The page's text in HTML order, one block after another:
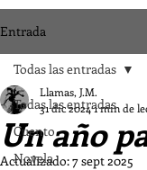
Entrada
Todas las entradas
Cuento
Novela
Todas las entradas
Un año
Llamas, J.M.
31 dic 20241 min de
Actualizado:7 sept 2025